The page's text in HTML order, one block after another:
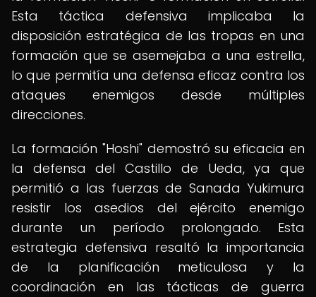
Esta táctica defensiva implicaba la
disposición estratégica de las tropas en una
formación que se asemejaba a una estrella,
lo que permitía una defensa eficaz contra los
ataques enemigos desde múltiples
direcciones.
La formación "Hoshi" demostró su eficacia en
la defensa del Castillo de Ueda, ya que
permitió a las fuerzas de Sanada Yukimura
resistir los asedios del ejército enemigo
durante un período prolongado. Esta
estrategia defensiva resaltó la importancia
de la planificación meticulosa y la
coordinación en las tácticas de guerra